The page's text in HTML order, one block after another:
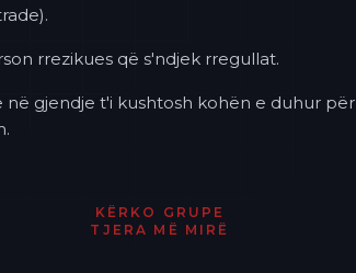
rrezikues që s'ndjek rregullat.
në gjendje t'i kushtosh kohën e duhur për
KËRKO GRUPE
TJERA MË MIRË